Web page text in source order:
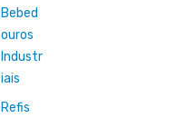
Bebed
ouros
Industr
iais
Refis